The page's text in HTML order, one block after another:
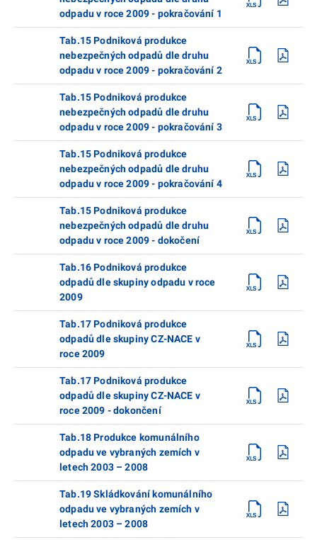
odpadu v roce 2009 - pokračování 1
Tab.15 Podniková produkce
nebezpečných odpadů dle druhu
odpadu v roce 2009 - pokračování 2
Tab.15 Podniková produkce
nebezpečných odpadů dle druhu
odpadu v roce 2009 - pokračování 3
Tab.15 Podniková produkce
nebezpečných odpadů dle druhu
odpadu v roce 2009 - pokračování 4
Tab.15 Podniková produkce
nebezpečných odpadů dle druhu
odpadu v roce 2009 - dokočení
Tab.16 Podniková produkce
odpadů dle skupiny odpadu v roce
2009
Tab.17 Podniková produkce
odpadů dle skupiny CZ-NACE v
roce 2009
Tab.17 Podniková produkce
odpadů dle skupiny CZ-NACE v
roce 2009 - dokončení
Tab.18 Produkce komunálního
odpadu ve vybraných zemích v
letech 2003 – 2008
Tab.19 Skládkování komunálního
odpadu ve vybraných zemích v
letech 2003 – 2008